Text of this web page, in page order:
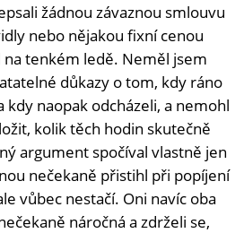
žádnou závaznou smlouvu
nebo nějakou fixní cenou
na tenkém ledě. Neměl jsem
důkazy o tom, kdy ráno
kdy naopak odcházeli, a nemohl
kolik těch hodin skutečně
argument spočíval vlastně jen
nečekaně přistihl při popíjení
vůbec nestačí. Oni navíc oba
náročná a zdrželi se,